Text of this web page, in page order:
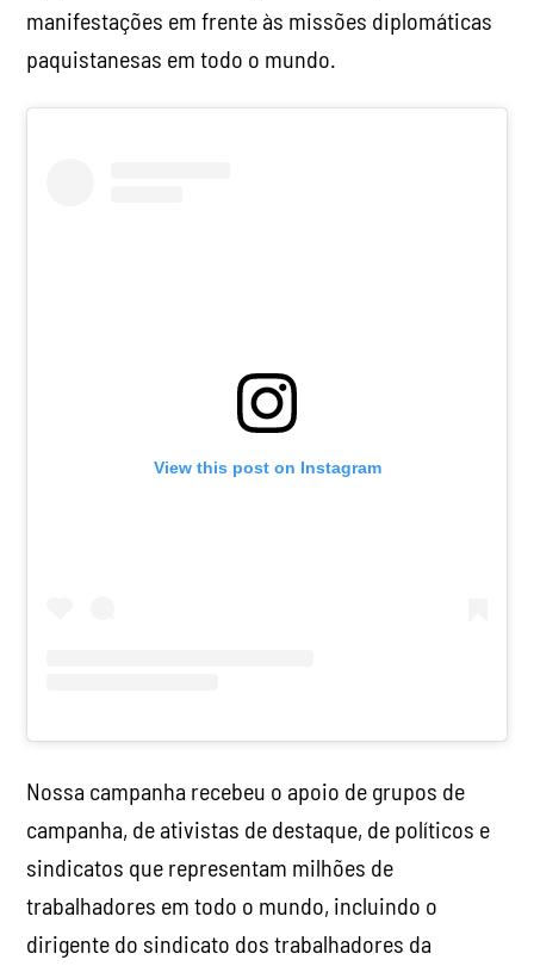
manifestações em frente às missões diplomáticas
paquistanesas em todo o mundo.
View this post on Instagram
Nossa campanha recebeu o apoio de grupos de
campanha, de ativistas de destaque, de políticos e
sindicatos que representam milhões de
trabalhadores em todo o mundo, incluindo o
dirigente do sindicato dos trabalhadores da